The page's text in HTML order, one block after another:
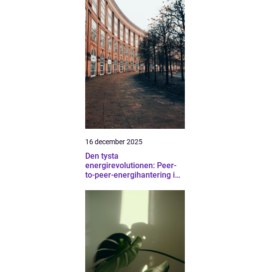
16 december 2025
Den tysta
energirevolutionen: Peer-
to-peer-energihantering i